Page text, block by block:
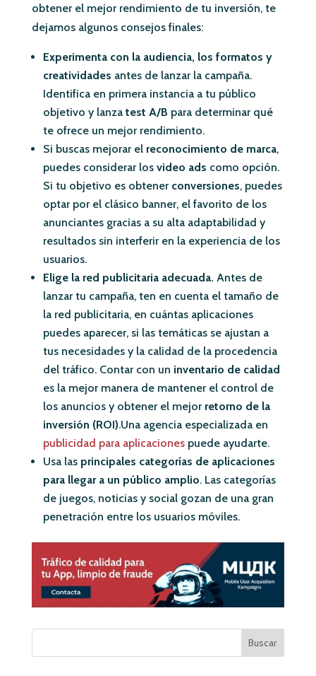
obtener el mejor rendimiento de tu inversión, te
dejamos algunos consejos finales:
Experimenta con la audiencia, los formatos y
creatividades antes de lanzar la campaña.
Identifica en primera instancia a tu público
objetivo y lanza test A/B para determinar qué
te ofrece un mejor rendimiento.
Si buscas mejorar el reconocimiento de marca,
puedes considerar los video ads como opción.
Si tu objetivo es obtener conversiones, puedes
optar por el clásico banner, el favorito de los
anunciantes gracias a su alta adaptabilidad y
resultados sin interferir en la experiencia de los
usuarios.
Elige la red publicitaria adecuada. Antes de
lanzar tu campaña, ten en cuenta el tamaño de
la red publicitaria, en cuántas aplicaciones
puedes aparecer, si las temáticas se ajustan a
tus necesidades y la calidad de la procedencia
del tráfico. Contar con un inventario de calidad
es la mejor manera de mantener el control de
los anuncios y obtener el mejor retorno de la
inversión (ROI).Una agencia especializada en
publicidad para aplicacionespuede ayudarte.
Usa las principales categorías de aplicaciones
para llegar a un público amplio. Las categorías
de juegos, noticias y social gozan de una gran
penetración entre los usuarios móviles.
Buscar